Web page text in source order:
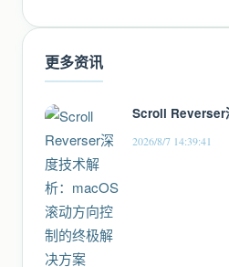
更多资讯
Scroll Reverser
2026/8/7 14:39:41